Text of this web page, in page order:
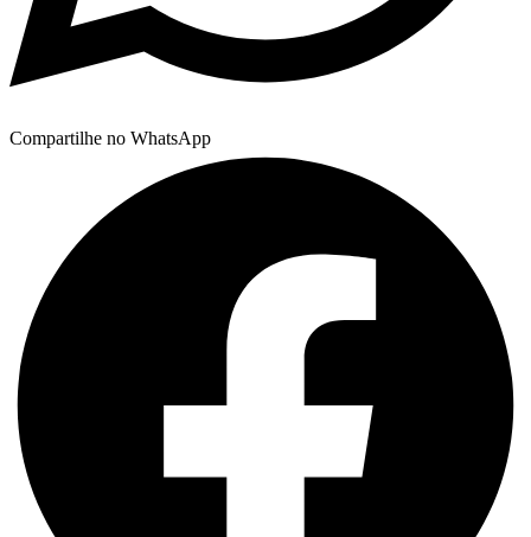
Compartilhe no WhatsApp